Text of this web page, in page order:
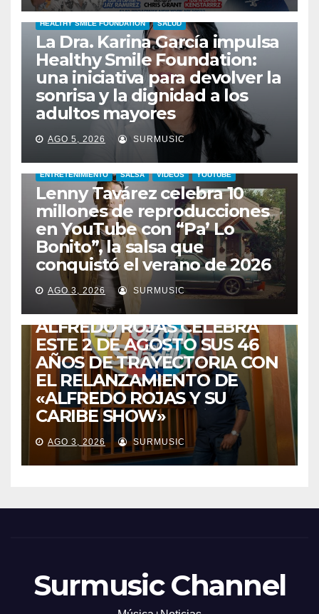
HEALTHY SMILE FOUNDATION SALUD
La Dra. Karina García impulsa
Healthy Smile Foundation:
una iniciativa para devolver la
sonrisa y la dignidad a los
adultos mayores
AGO 5, 2026 SURMUSIC
ENTRETENIMIENTO SALSA VIDEOS YOUTUBE
Lenny Tavárez celebra 10
millones de reproducciones
en YouTube con “Pa’ Lo
Bonito”, la salsa que
conquistó el verano de 2026
AGO 3, 2026 SURMUSIC
CABIMAS ENTRETENIMIENTO TALENTO ZULIANO
VENEZUELA
DE VUELTA A CASA:
ALFREDO ROJAS CELEBRA
ESTE 2 DE AGOSTO SUS 46
AÑOS DE TRAYECTORIA CON
EL RELANZAMIENTO DE
«ALFREDO ROJAS Y SU
CARIBE SHOW»
AGO 3, 2026 SURMUSIC
Surmusic Channel